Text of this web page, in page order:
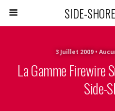
SIDE-
3 Juillet 2009 •
La Gamme Firewire
Side-